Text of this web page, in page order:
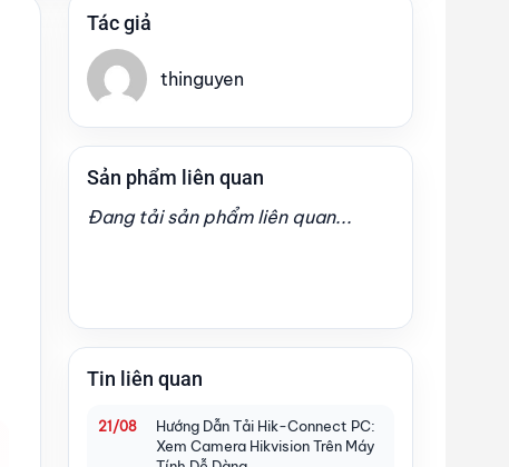
Tác giả
thinguyen
Sản phẩm liên quan
Đang tải sản phẩm liên quan...
Tin liên quan
21/08
Hướng Dẫn Tải Hik-Connect PC:
Xem Camera Hikvision Trên Máy